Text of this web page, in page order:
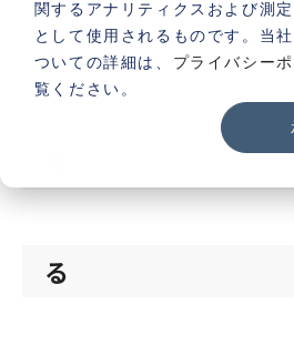
関するアナリティクスおよび測
として使用されるものです。当
ついての詳細は、 プライバシー
覧ください。
電話 / 音声
SMS / メッセージング
SIP Trunking
事例
導入事例
料金
電話番号申込と取引時確認について
サポートについて
よくある質問
ら
る